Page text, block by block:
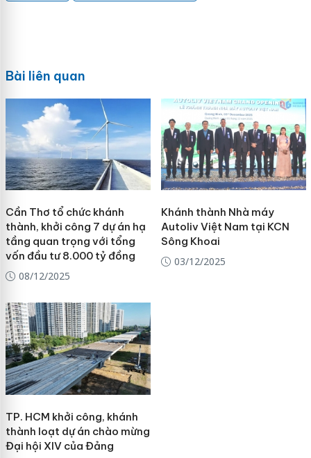
Bài liên quan
Cần Thơ tổ chức khánh
thành, khởi công 7 dự án hạ
tầng quan trọng với tổng
vốn đầu tư 8.000 tỷ đồng
08/12/2025
Khánh thành Nhà máy
Autoliv Việt Nam tại KCN
Sông Khoai
03/12/2025
TP. HCM khởi công, khánh
thành loạt dự án chào mừng
Đại hội XIV của Đảng